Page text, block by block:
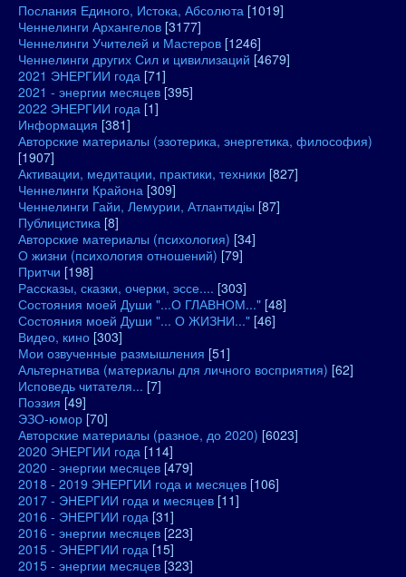
Послания Единого, Истока, Абсолюта [1019]
Ченнелинги Архангелов [3177]
Ченнелинги Учителей и Мастеров [1246]
Ченнелинги других Сил и цивилизаций [4679]
2021 ЭНЕРГИИ года [71]
2021 - энергии месяцев [395]
2022 ЭНЕРГИИ года [1]
Информация [381]
Авторские материалы (эзотерика, энергетика, философия)
[1907]
Активации, медитации, практики, техники [827]
Ченнелинги Крайона [309]
Ченнелинги Гайи, Лемурии, Атлантидіы [87]
Публицистика [8]
Авторские материалы (психология) [34]
О жизни (психология отношений) [79]
Притчи [198]
Рассказы, сказки, очерки, эссе.... [303]
Состояния моей Души "...О ГЛАВНОМ..." [48]
Состояния моей Души "... О ЖИЗНИ..." [46]
Видео, кино [303]
Мои озвученные размышления [51]
Альтернатива (материалы для личного восприятия) [62]
Исповедь читателя... [7]
Поэзия [49]
ЭЗО-юмор [70]
Авторские материалы (разное, до 2020) [6023]
2020 ЭНЕРГИИ года [114]
2020 - энергии месяцев [479]
2018 - 2019 ЭНЕРГИИ года и месяцев [106]
2017 - ЭНЕРГИИ года и месяцев [11]
2016 - ЭНЕРГИИ года [31]
2016 - энергии месяцев [223]
2015 - ЭНЕРГИИ года [15]
2015 - энергии месяцев [323]